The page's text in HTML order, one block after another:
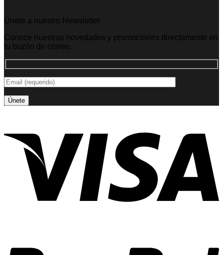
Únete a nuestro Newsletter
Conoce nuestras novedades y promociones directamente en
tu buzón de correo.